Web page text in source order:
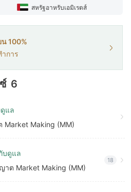
สหรัฐอาหรับเอมิเรตส์
น 100%
การ
6
แล
Market Making (MM)
บดูแล
าต Market Making (MM)
18